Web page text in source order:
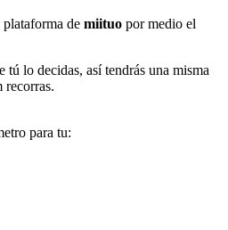
de miituo por medio el
tú lo decidas, así tendrás una misma
recorras.
para tu: